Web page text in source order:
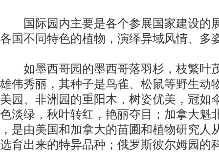
国际园内主要是各个参展国家建设的
各国不同特色的植物，演绎异域风情、多
如墨西哥园的墨西哥落羽杉，枝繁叶
雄伟秀丽，其种子是鸟雀、松鼠等野生动
美园、非洲园的重阳木，树姿优美，冠如
色淡绿，秋叶转红，艳丽夺目；加拿大魁
，是由美国和加拿大的苗圃和植物研究人
选育出来的特异品种；俄罗斯彼尔姆园的